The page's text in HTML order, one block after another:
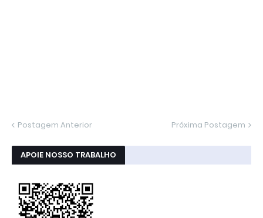
Postagem Anterior Próxima Postagem
APOIE NOSSO TRABALHO